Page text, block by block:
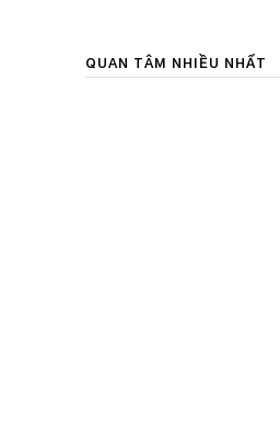
QUAN TÂM NHIỀU NHẤT